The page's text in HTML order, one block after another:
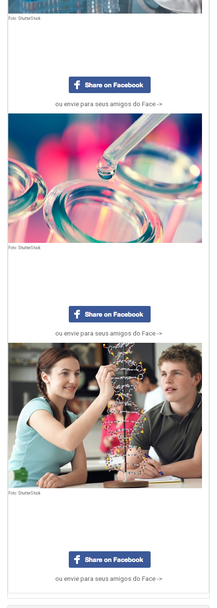
Foto: ShutterStock
ou envie para seus amigos do Face ->
Foto: ShutterStock
ou envie para seus amigos do Face ->
Foto: ShutterStock
ou envie para seus amigos do Face ->